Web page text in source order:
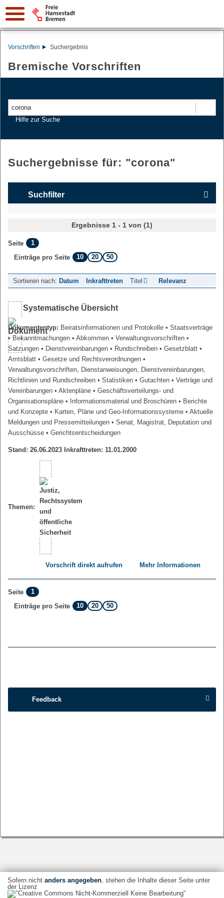
Vorschriften Suchergebnis
Bremische Vorschriften
Hilfe zur Suche
Suchergebnisse für: "corona"
Suchfilter
Ergebnisse 1 - 1 von (1)
Seite
1
Einträge pro Seite
10 20 50
Sortieren nach: Datum Inkrafttreten Titel Relevanz
Systematische Übersicht
Dokumententyp: Beiratsinformationen und Protokolle • Staatsverträge
• Bekanntmachungen • Abkommen • Verwaltungsvorschriften •
Satzungen • Dienstvereinbarungen • Rundschreiben • Gesetzblatt •
Amtsblatt • Gesetze und Rechtsverordnungen •
Verwaltungsvorschriften, Dienstanweisungen, Dienstvereinbarungen,
Richtlinien und Rundschreiben • Statistiken • Gutachten • Verträge und
Vereinbarungen • Aktenpläne • Geschäftsverteilungs- und
Organisationspläne • Informationsmaterial und Broschüren • Berichte
und Konzepte • Karten, Pläne und Geo-Informationssysteme • Aktuelle
Meldungen und Pressemitteilungen • Senat, Magistrat, Deputation und
Ausschüsse • Gerichtsentscheidungen
Stand: 26.06.2023 Inkrafttreten: 11.01.2000
Themen:
Vorschrift direkt aufrufen Mehr Informationen
Seite
1
Einträge pro Seite
10 20 50
Feedback
Sofern nicht anders angegeben, stehen die Inhalte dieser Seite unter
der Lizenz